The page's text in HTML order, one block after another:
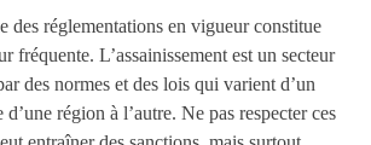
des réglementations en vigueur constitue
fréquente. L’assainissement est un secteur
des normes et des lois qui varient d’un
région à l’autre. Ne pas respecter ces